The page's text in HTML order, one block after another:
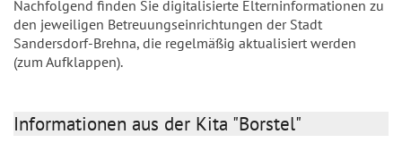
Nachfolgend finden Sie digitalisierte Elterninformationen zu
den jeweiligen Betreuungseinrichtungen der Stadt
Sandersdorf-Brehna, die regelmäßig aktualisiert werden
(zum Aufklappen).
Informationen aus der Kita "Borstel"